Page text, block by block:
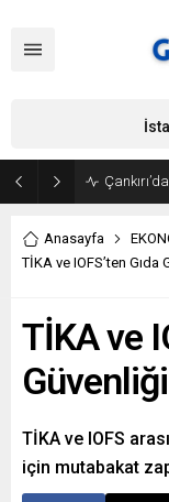
Bakan
Anasayfa
TİKA ve IOFS’ten
TİKA ve
TİKA ve IOFS
için mutabakat